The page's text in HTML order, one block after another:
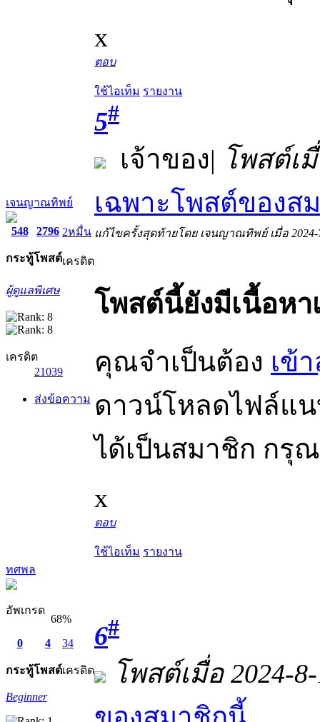
x
ตอบ
ใช้ไอเท็ม รายงาน
เจนญาณทิพย์
548
กระทู้
2796
โพสต์
2หมื่น
เครดิต
ผู้ดูแลพิเศษ
เครดิต
21039
ส่งข้อความ
5#
เจ้าของ| โพสต์เ
เฉพาะโพสต์ของส
แก้ไขครั้งสุดท้ายโดย เจนญาณทิพย์ เมื่อ 2024-
โพสต์นี้ยังมีเนื้อหา
คุณจำเป็นต้อง เข้
ดาวน์โหลดไฟล์แ
ได้เป็นสมาชิก กรุ
x
ตอบ
ใช้ไอเท็ม รายงาน
ทศพล
อัพเกรด
68%
0
กระทู้
4
โพสต์
34
เครดิต
Beginner
6#
โพสต์เมื่อ 2024-